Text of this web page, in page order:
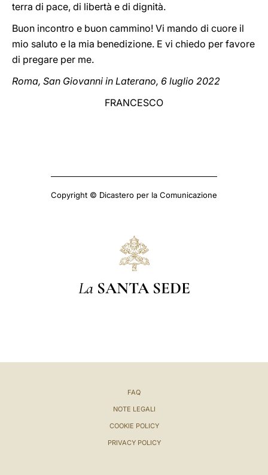
terra di pace, di libertà e di dignità.
Buon incontro e buon cammino! Vi mando di cuore il
mio saluto e la mia benedizione. E vi chiedo per favore
di pregare per me.
Roma, San Giovanni in Laterano, 6 luglio 2022
FRANCESCO
Copyright © Dicastero per la Comunicazione
La SANTA SEDE
FAQ
NOTE LEGALI
COOKIE POLICY
PRIVACY POLICY